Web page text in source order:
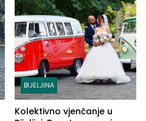
BIJELJINA
Kolektivno vjenčanje u